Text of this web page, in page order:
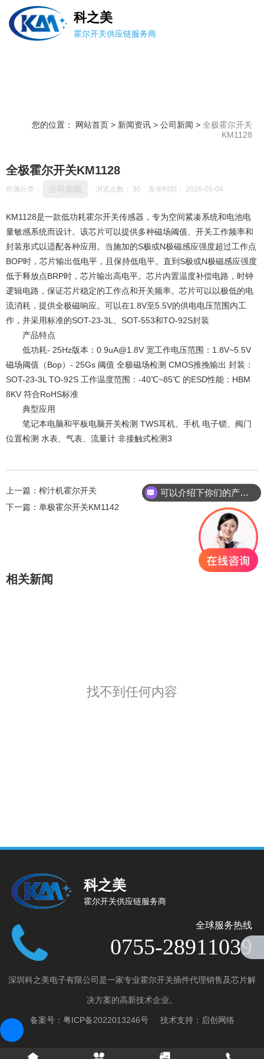
科之美
霍尔开关供应链服务商
您的位置： 网站首页 > 新闻资讯 > 公司新闻 > 全极霍尔开关
KM1128
全极霍尔开关KM1128
所属分类： 公司新闻 浏览次数： 30 发布时间： 2026-06-04
KM1128是一款低功耗霍尔开关传感器，专为空间紧凑系统和电池电
量敏感系统而设计。该芯片可以提供多种磁场阈值、开关工作频率和
封装形式以适配各种应用。当施加的S极或N极磁感应强度超过工作点
BOP时，芯片输出低电平，且保持低电平。直到S极或N极磁感应强度
低于释放点BRP时，芯片输出高电平。芯片内置温度补偿电路，时钟
逻辑电路，保证芯片稳定的工作点和开关频率。芯片可以以极低的电
流消耗，提供全极磁响应。可以在1.8V至5.5V的供电电压范围内工
作，并采用标准的SOT-23-3L、SOT-553和TO-92S封装
产品特点
低功耗- 25Hz版本：0.9uA@1.8V 宽工作电压范围：1.8V~5.5V
磁场阈值（Bop）- 25Gs 阈值 全极磁场检测 CMOS推挽输出 封装：
SOT-23-3L TO-92S 工作温度范围：-40℃~85℃ 的ESD性能：HBM
8KV 符合RoHS标准
典型应用
笔记本电脑和平板电脑开关检测 TWS耳机、手机 电子锁、阀门
位置检测 水表、气表、流量计 非接触式检测3
上一篇： 榨汁机霍尔开关
下一篇： 单极霍尔开关KM1142
相关新闻
找不到任何内容
科之美
霍尔开关供应链服务商
全球服务热线
0755-28911039
全极高电压霍尔开关
深圳科之美电子有限公司是一家专业霍尔开关插件代理销售及芯片解
决方案的高新技术企业。
备案号： 粤ICP备2022013246号技术支持： 启创网络
可以介绍下你们的产品么？